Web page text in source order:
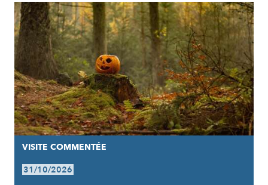
VISITE COMMENTÉE
31/10/2026